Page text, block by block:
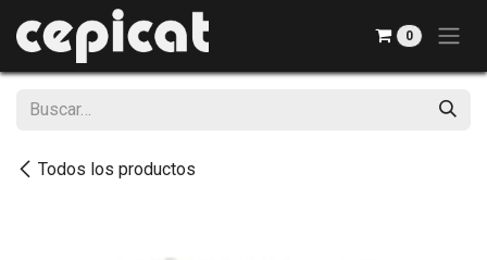
0
Todos los productos